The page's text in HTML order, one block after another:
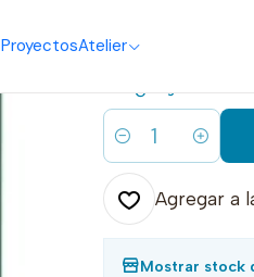
ProyectosAtelier
|
Aguja
Cantidad
Agregar a
Mostrar stock